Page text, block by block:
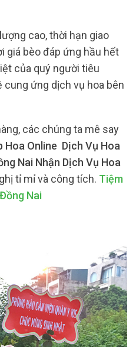
cao, thời hạn giao
giá bèo đáp ứng hầu hết
của quý người tiêu
cung ứng dịch vụ hoa bên
các chúng ta mê say
Hoa Online Dịch Vụ Hoa
Nai Nhận Dịch Vụ Hoa
tỉ mỉ và công tích. Tiệm
Nai